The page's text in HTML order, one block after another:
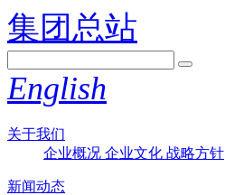
集团总站
English
关于我们
企业概况 企业文化 战略方针
新闻动态